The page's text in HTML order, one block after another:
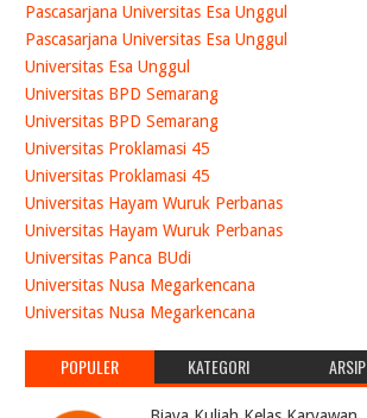
Pascasarjana Universitas Esa Unggul
Pascasarjana Universitas Esa Unggul
Universitas Esa Unggul
Universitas BPD Semarang
Universitas BPD Semarang
Universitas Proklamasi 45
Universitas Proklamasi 45
Universitas Hayam Wuruk Perbanas
Universitas Hayam Wuruk Perbanas
Universitas Panca BUdi
Universitas Nusa Megarkencana
Universitas Nusa Megarkencana
POPULER KATEGORI ARSIP